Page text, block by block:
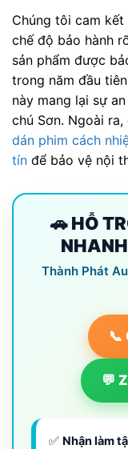
Chúng tôi cam kết
chế độ bảo hành
sản phẩm được
trong năm đầu
này mang lại sự
chú Sơn. Ngoài
dán phim cách
tín để bảo vệ nội
🚗 HỖ
Thành Phát
📞
💬
✅ Nhận làm